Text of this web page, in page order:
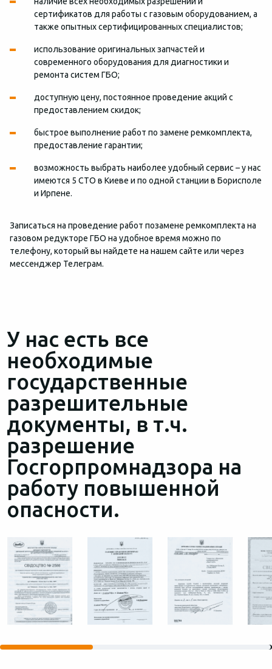
сертификатов для работы с газовым оборудованием, а
также опытных сертифицированных специалистов;
использование оригинальных запчастей и
современного оборудования для диагностики и
ремонта систем ГБО;
доступную цену, постоянное проведение акций с
предоставлением скидок;
быстрое выполнение работ по замене ремкомплекта,
предоставление гарантии;
возможность выбрать наиболее удобный сервис – у нас
имеются 5 СТО в Киеве и по одной станции в Борисполе
и Ирпене.
Записаться на проведение работ позамене ремкомплекта на
газовом редукторе ГБО на удобное время можно по
телефону, который вы найдете на нашем сайте или через
мессенджер Телеграм.
У нас есть все
необходимые
государственные
разрешительные
документы, в т.ч.
разрешение
Госгорпромнадзора на
работу повышенной
опасности.‍‍